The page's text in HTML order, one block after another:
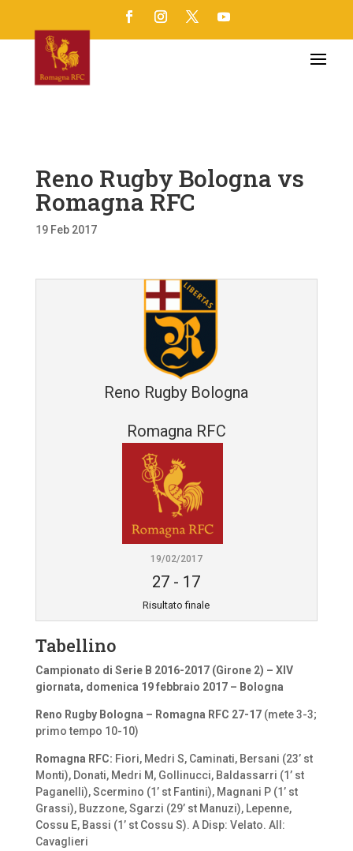
Reno Rugby Bologna vs
Romagna RFC
19 Feb 2017
Reno Rugby Bologna
Romagna RFC
19/02/2017
27 - 17
Risultato finale
Tabellino
Campionato di Serie B 2016-2017 (Girone 2) – XIV
giornata, domenica 19 febbraio 2017 – Bologna
Reno Rugby Bologna – Romagna RFC 27-17 (mete 3-3;
primo tempo 10-10)
Romagna RFC: Fiori, Medri S, Caminati, Bersani (23’ st
Monti), Donati, Medri M, Gollinucci, Baldassarri (1’ st
Paganelli), Scermino (1’ st Fantini), Magnani P (1’ st
Grassi), Buzzone, Sgarzi (29’ st Manuzi), Lepenne,
Cossu E, Bassi (1’ st Cossu S). A Disp: Velato. All:
Cavaglieri